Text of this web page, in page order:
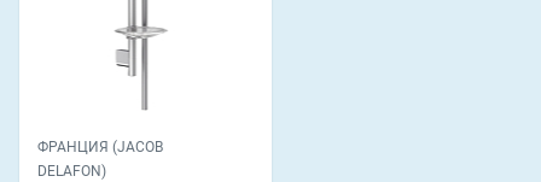
ФРАНЦИЯ (JACOB
DELAFON)